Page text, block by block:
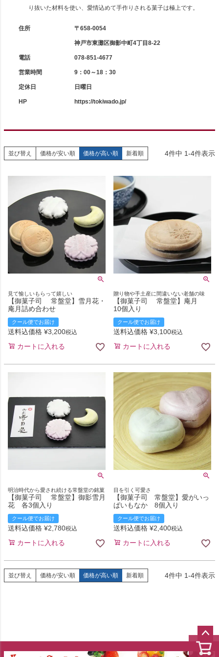
り抜いた材料を使い、愛情込めて手作りされる菓子は極上です。
住所 〒658-0054
神戸市東灘区御影中町4丁目8-22
電話 078-851-4677
営業時間 9：00～18：30
定休日 日曜日
HP https://tokiwado.jp/
並び替え 価格が安い順 価格が高い順 新着順 4件中 1-4件表示
見て愉しいもらって嬉しい
【御菓子司 常盤堂】雪月花・
庵月詰め合わせ
クール便でお届け
送料込価格 ¥3,200税込
カートに入れる
贈り物や手土産に間違いない老舗の味
【御菓子司 常盤堂】庵月
10個入り
クール便でお届け
送料込価格 ¥3,100税込
カートに入れる
明治時代から愛され続ける常盤堂の銘菓
【御菓子司 常盤堂】御影雪月
花 各3個入り
クール便でお届け
送料込価格 ¥2,780税込
カートに入れる
目を引く可愛さ
【御菓子司 常盤堂】愛がいっ
ぱいもなか 8個入り
クール便でお届け
送料込価格 ¥2,400税込
カートに入れる
並び替え 価格が安い順 価格が高い順 新着順 4件中 1-4件表示
ペー